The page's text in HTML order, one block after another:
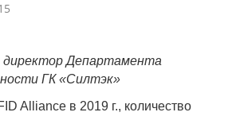
директор Департамента
ГК «Силтэк»
Alliance в 2019 г., количество